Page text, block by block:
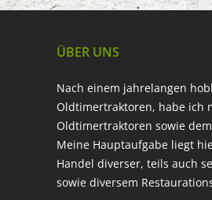
ÜBER UNS
Nach einem jahrelangen
Oldtimertraktoren, habe ich
Oldtimertraktoren sowie
Meine Hauptaufgabe liegt
Handel diverser, teils auch
sowie diversem